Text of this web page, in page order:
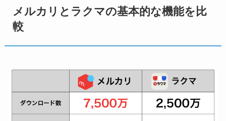
メルカリとラクマの基本的な機能を比
較